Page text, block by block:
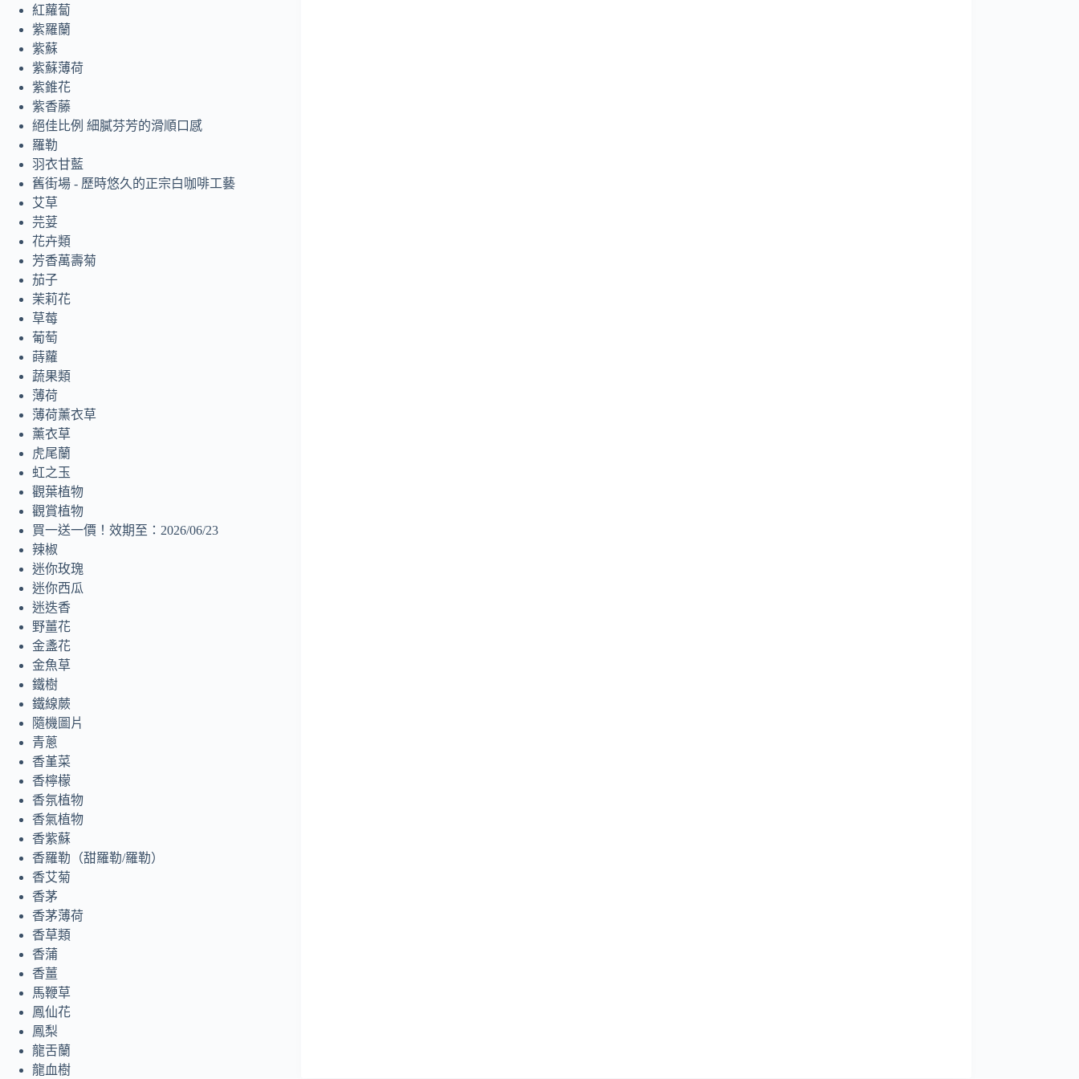
紅蘿蔔
紫羅蘭
紫蘇
紫蘇薄荷
紫錐花
紫香藤
絕佳比例 細膩芬芳的滑順口感
羅勒
羽衣甘藍
舊街場 - 歷時悠久的正宗白咖啡工藝
艾草
芫荽
花卉類
芳香萬壽菊
茄子
茉莉花
草莓
葡萄
蒔蘿
蔬果類
薄荷
薄荷薰衣草
薰衣草
虎尾蘭
虹之玉
觀葉植物
觀賞植物
買一送一價！效期至：2026/06/23
辣椒
迷你玫瑰
迷你西瓜
迷迭香
野薑花
金盞花
金魚草
鐵樹
鐵線蕨
隨機圖片
青蔥
香堇菜
香檸檬
香氛植物
香氣植物
香紫蘇
香羅勒（甜羅勒/羅勒）
香艾菊
香茅
香茅薄荷
香草類
香蒲
香薑
馬鞭草
鳳仙花
鳳梨
龍舌蘭
龍血樹